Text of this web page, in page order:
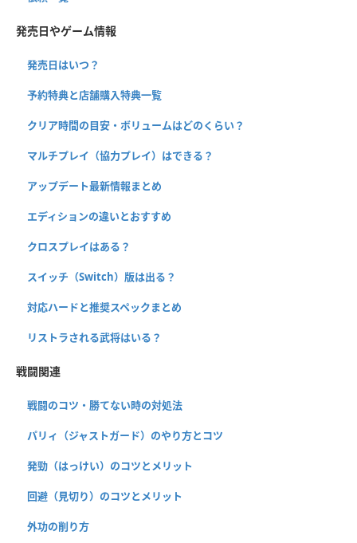
発売日やゲーム情報
発売日はいつ？
予約特典と店舗購入特典一覧
クリア時間の目安・ボリュームはどのくらい？
マルチプレイ（協力プレイ）はできる？
アップデート最新情報まとめ
エディションの違いとおすすめ
クロスプレイはある？
スイッチ（Switch）版は出る？
対応ハードと推奨スペックまとめ
リストラされる武将はいる？
戦闘関連
戦闘のコツ・勝てない時の対処法
パリィ（ジャストガード）のやり方とコツ
発勁（はっけい）のコツとメリット
回避（見切り）のコツとメリット
外功の削り方